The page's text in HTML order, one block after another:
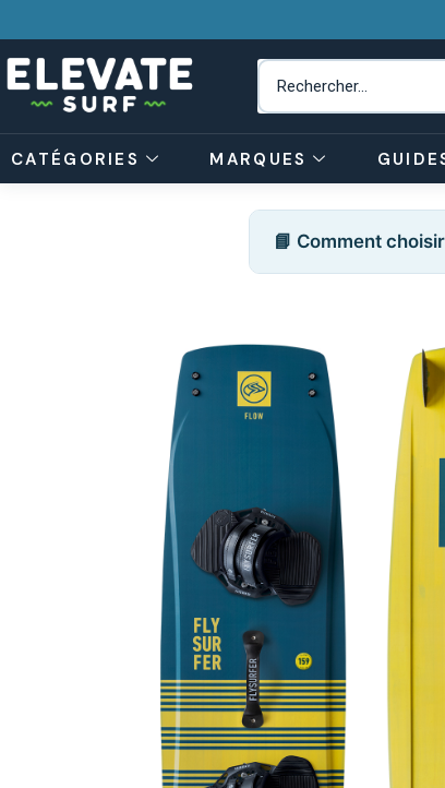
CATÉGORIES MARQUES
📘 Comment